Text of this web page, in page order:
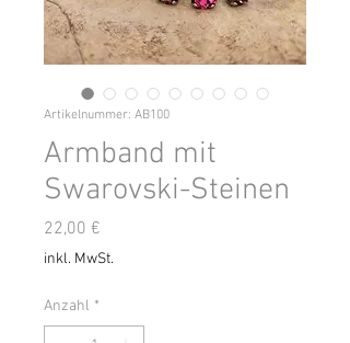
Artikelnummer: AB100
Armband mit
Swarovski-Steinen
22,00 €
inkl. MwSt.
Anzahl *